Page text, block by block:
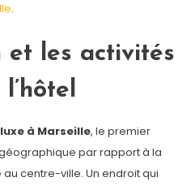
.
et les activités
à Marseille, le premier
par rapport à la
centre-ville. Un endroit qui